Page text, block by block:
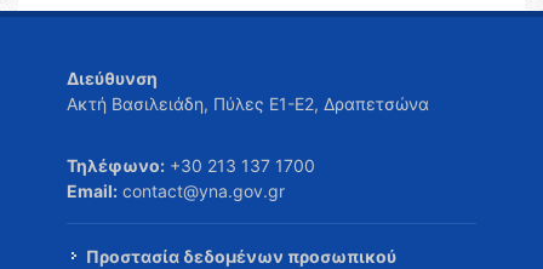
Διεύθυνση
Ακτή Βασιλειάδη, Πύλες Ε1-Ε2, Δραπετσώνα
Τηλέφωνο: +30 213 137 1700
Email: contact@yna.gov.gr
Προστασία δεδομένων προσωπικού